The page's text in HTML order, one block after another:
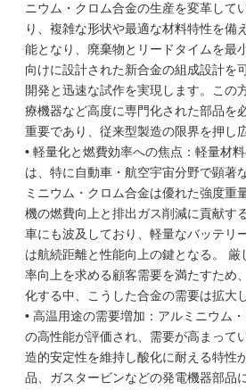
ニウム・クロム合金の生産を変革して
り、複雑な形状や最適な材料特性を備
能となり、廃棄物とリードタイムを最
向けに設計された新合金の組成設計を
開発と迅速な試作を実現します。この
療機器など高度に専門化された部品を
重要であり、従来型製造の限界を押し
• 軽量化と燃費効率への焦点：軽量材
は、特に自動車・航空宇宙分野で顕著
ミニウム・クロム合金は優れた強度重
機の燃費向上と排出ガス削減に貢献す
車にも波及しており、軽量なバッテリ
は航続距離と性能向上の鍵となる。 厳
率向上を求める顧客需要を満たすため
化する中、こうした合金の需要は拡大
• 高温用途の需要増加：アルミニウム
の高性能が評価され、需要が高まって
造的安定性を維持し酸化に耐える特性
品、ガスタービンなどの発電機器部品